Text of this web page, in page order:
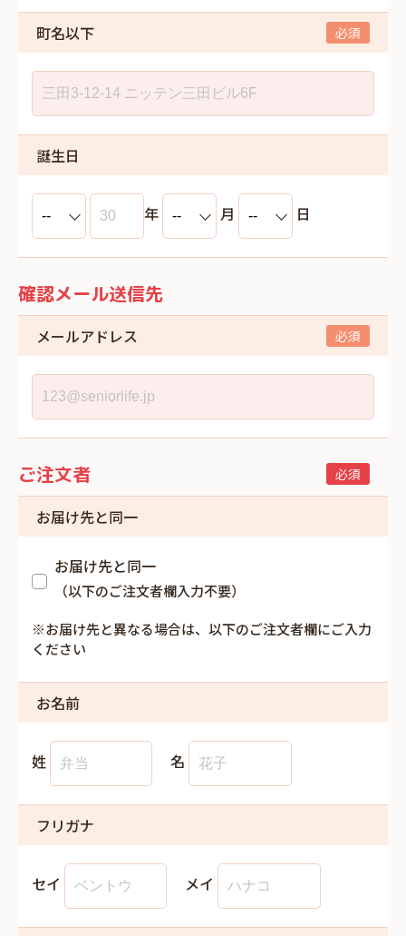
町名以下
誕生日
年 月 日
確認メール送信先
メールアドレス
ご注文者
お届け先と同一
お届け先と同一
（以下のご注文者欄入力不要）
※お届け先と異なる場合は、以下のご注文者欄にご入力
ください
お名前
姓 名
フリガナ
セイ メイ